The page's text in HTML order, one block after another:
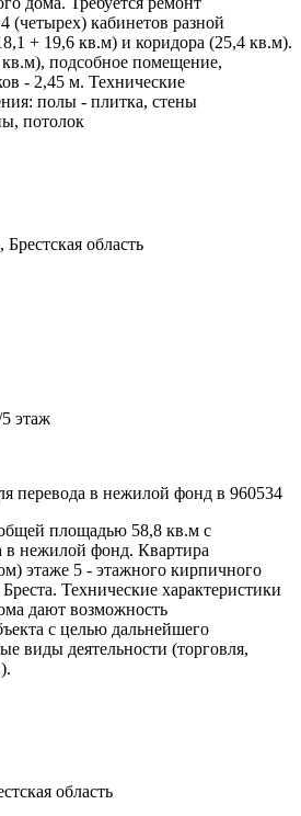
(четырех) кабинетов разной
+ 19,6 кв.м) и коридора (25,4 кв.м).
подсобное помещение,
- 2,45 м. Технические
полы - плитка, стены
потолок
область
5 этаж
перевода в нежилой фонд в 960534
площадью 58,8 кв.м с
в нежилой фонд. Квартира
этаже 5 - этажного кирпичного
Технические характеристики
дают возможность
с целью дальнейшего
виды деятельности (торговля,
область